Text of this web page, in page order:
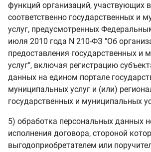
функций организаций, участвующих
соответственно государственных и
услуг, предусмотренных
июля 2010 года N 210-ФЗ "Об
предоставления государственных и
услуг", включая регистрацию
данных на едином портале
муниципальных услуг и (или)
государственных и муниципальных
5) обработка персональных данных
исполнения договора, стороной
выгодоприобретателем или